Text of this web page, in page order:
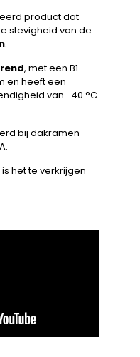
product dat
stevigheid van de
.
, met een B1-
en heeft een
van -40 °C
bij dakramen
is het te verkrijgen